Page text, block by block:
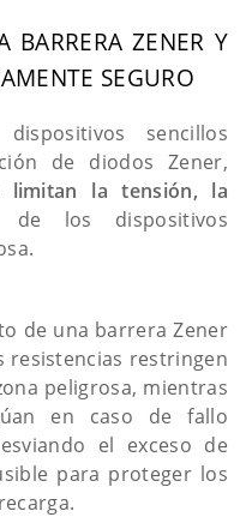
BARRERA ZENER Y
SEGURO
sencillos
de diodos Zener,
limitan la tensión, la
de los dispositivos
de una barrera Zener
resistencias restringen
peligrosa, mientras
en caso de fallo
el exceso de
para proteger los